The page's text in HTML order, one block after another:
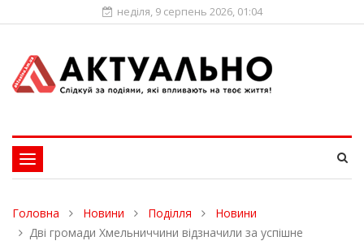
неділя, 9 серпень 2026, 01:04
Toggle
navigation
Головна Новини Поділля
Новини
Дві громади Хмельниччини відзначили за успішне